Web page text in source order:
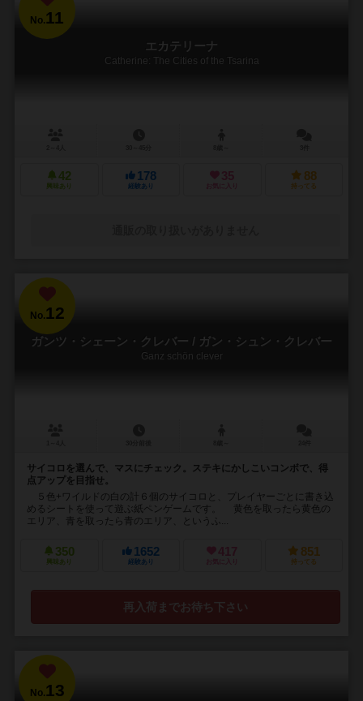
No.11
エカテリーナ
Catherine: The Cities of the Tsarina
42
興味あり
178
経験あり
35
お気に入り
88
持ってる
No.12
ガンツ・シェーン・クレバー / ガン・シュン・クレバー
Ganz schön clever
サイコロを選んで、マスにチェック。ステキにかしこいコンボで、得
点アップを目指せ。
５色+ワイルドの白の計６個のサイコロと、プレイヤーごとに書き込
めるシートを使って遊ぶ紙ペンゲームです。 黄色を取ったら黄色の
エリア、青を取ったら青のエリア、というふ...
350
興味あり
1652
経験あり
417
お気に入り
851
持ってる
再入荷までお待ち下さい
No.13